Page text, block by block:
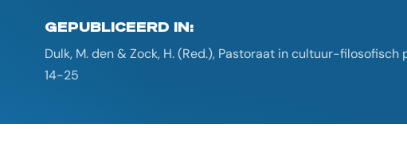
GEPUBLICEERD IN:
Dulk, M. den & Zock, H. (Red.), Pastoraat in cultuur-filosofisch
14-25